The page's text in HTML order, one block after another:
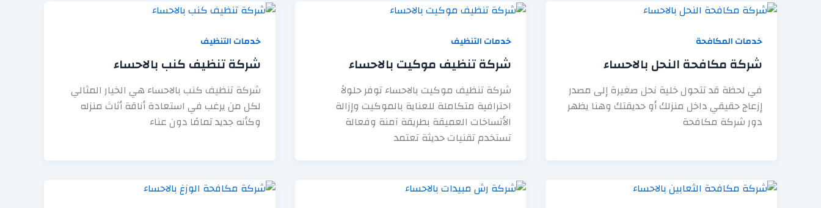
خدمات المكافحة
شركة مكافحة النحل بالاحساء
في لحظة قد تتحول خلية نحل صغيرة إلى مصدر
إزعاج حقيقي داخل منزلك أو حديقتك وهنا يظهر
دور شركة مكافحة
خدمات التنظيف
شركة تنظيف موكيت بالاحساء
شركة تنظيف موكيت بالاحساء توفر حلولاً
احترافية متكاملة للعناية بالموكيت وإزالة
الأتساخات العميقة بطريقة آمنة وفعالة
تستخدم تقنيات حديثة تعتمد
خدمات التنظيف
شركة تنظيف كنب بالاحساء
شركة تنظيف كنب بالاحساء هي الخيار المثالي
لكل من يرغب في استعادة أناقة أثاث منزله
وكأنه جديد تمامًا دون عناء